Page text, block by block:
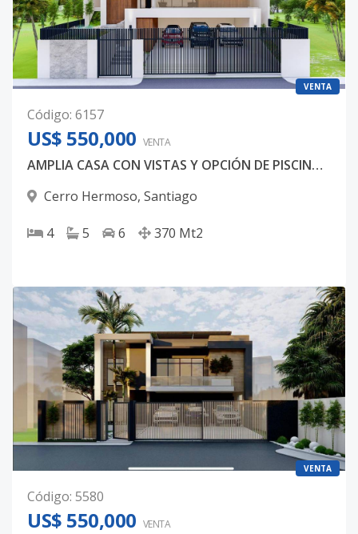
VENTA
Código: 6157
US$ 550,000 VENTA
AMPLIA CASA CON VISTAS Y OPCIÓN DE PISCINA - CERRO HERMOSO - SANTIAGO
Cerro Hermoso, Santiago
4 5 6 370 Mt2
VENTA
Código: 5580
US$ 550,000 VENTA